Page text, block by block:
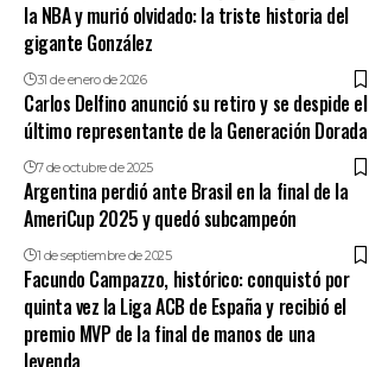
la NBA y murió olvidado: la triste historia del
gigante González
31 de enero de 2026
Carlos Delfino anunció su retiro y se despide el
último representante de la Generación Dorada
7 de octubre de 2025
Argentina perdió ante Brasil en la final de la
AmeriCup 2025 y quedó subcampeón
1 de septiembre de 2025
Facundo Campazzo, histórico: conquistó por
quinta vez la Liga ACB de España y recibió el
premio MVP de la final de manos de una
leyenda